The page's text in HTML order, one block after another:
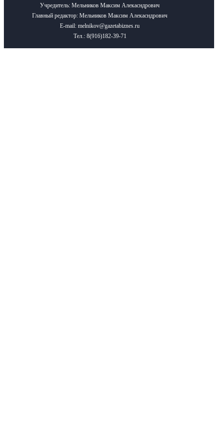
Учредитель: Мельников Максим Алекасндрович
Главный редактор: Мельников Максим Алекасндрович
E-mail: melnikov@gazetabiznes.ru
Тел.: 8(916)182-39-71